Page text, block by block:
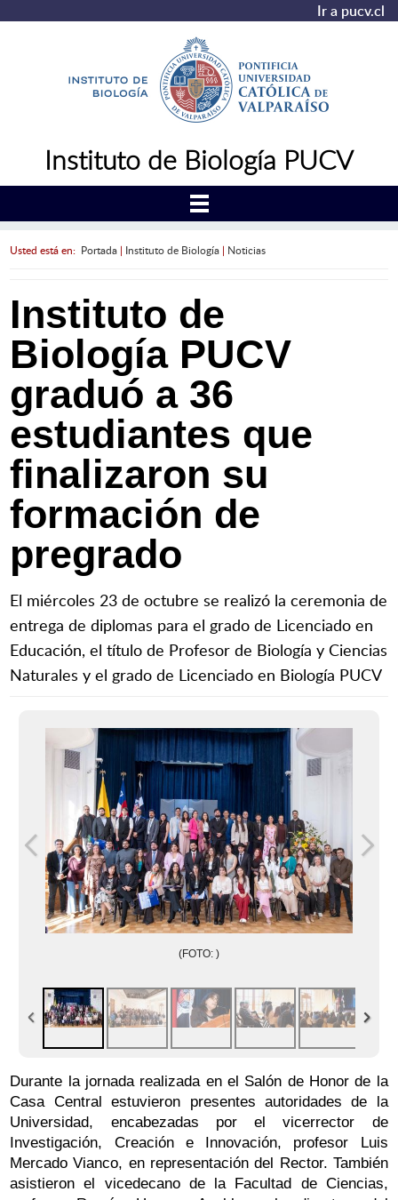
Ir a pucv.cl
Instituto de Biología PUCV
Usted está en: Portada | Instituto de Biología | Noticias
Instituto de
Biología PUCV
graduó a 36
estudiantes que
finalizaron su
formación de
pregrado
El miércoles 23 de octubre se realizó la ceremonia de
entrega de diplomas para el grado de Licenciado en
Educación, el título de Profesor de Biología y Ciencias
Naturales y el grado de Licenciado en Biología PUCV
(FOTO: )
Durante la jornada realizada en el Salón de Honor de la
Casa Central estuvieron presentes autoridades de la
Universidad, encabezadas por el vicerrector de
Investigación, Creación e Innovación, profesor Luis
Mercado Vianco, en representación del Rector. También
asistieron el vicedecano de la Facultad de Ciencias,